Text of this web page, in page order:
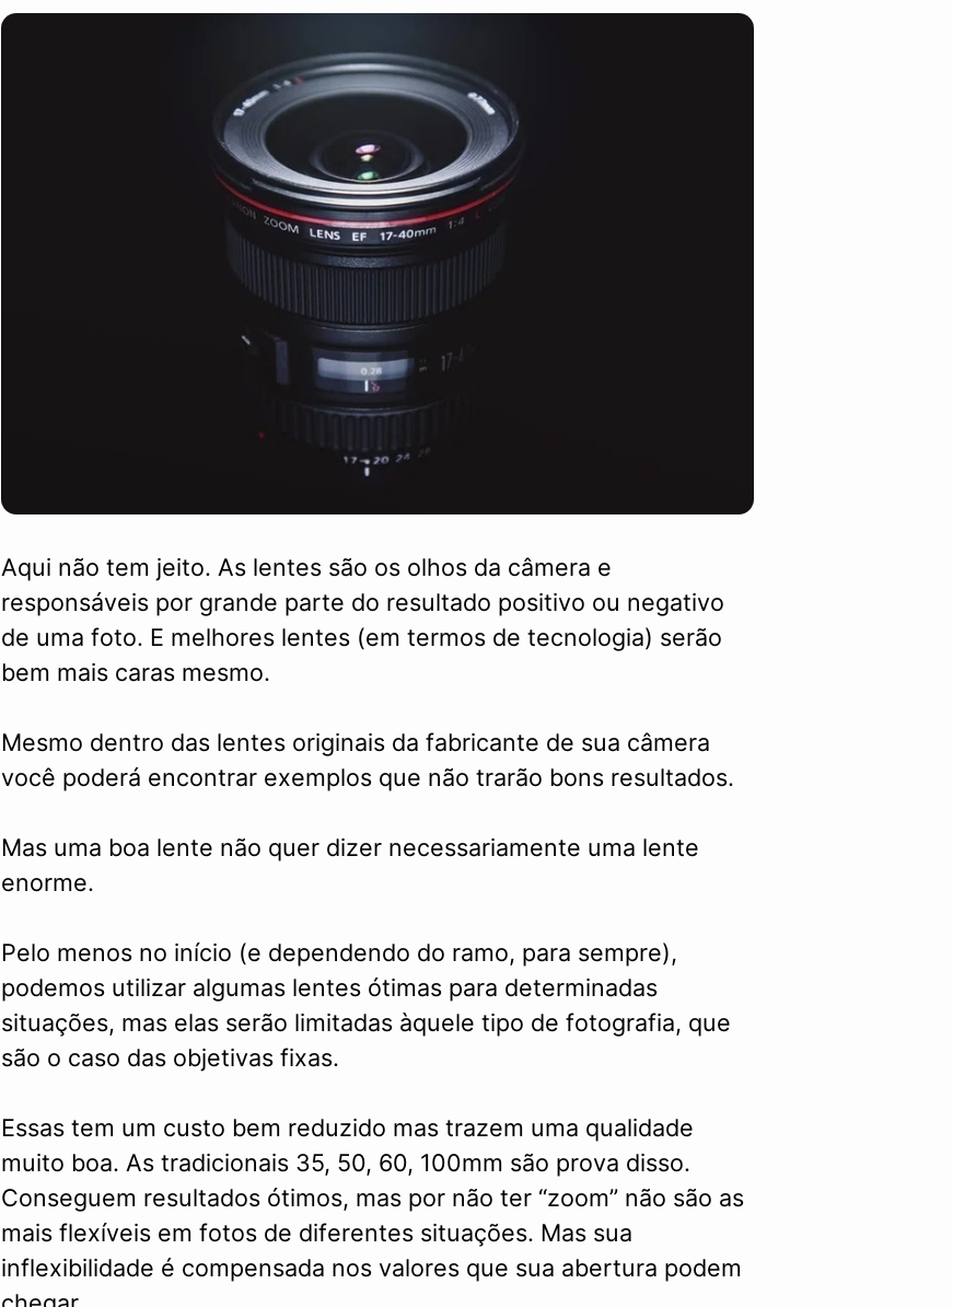
Aqui não tem jeito. As lentes são os olhos da câmera e
responsáveis por grande parte do resultado positivo ou negativo
de uma foto. E melhores lentes (em termos de tecnologia) serão
bem mais caras mesmo.
Mesmo dentro das lentes originais da fabricante de sua câmera
você poderá encontrar exemplos que não trarão bons resultados.
Mas uma boa lente não quer dizer necessariamente uma lente
enorme.
Pelo menos no início (e dependendo do ramo, para sempre),
podemos utilizar algumas lentes ótimas para determinadas
situações, mas elas serão limitadas àquele tipo de fotografia, que
são o caso das objetivas fixas.
Essas tem um custo bem reduzido mas trazem uma qualidade
muito boa. As tradicionais 35, 50, 60, 100mm são prova disso.
Conseguem resultados ótimos, mas por não ter “zoom” não são as
mais flexíveis em fotos de diferentes situações. Mas sua
inflexibilidade é compensada nos valores que sua abertura podem